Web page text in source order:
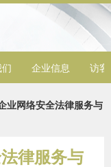
企业信息 访客
业网络安全法律服务与
律服务与